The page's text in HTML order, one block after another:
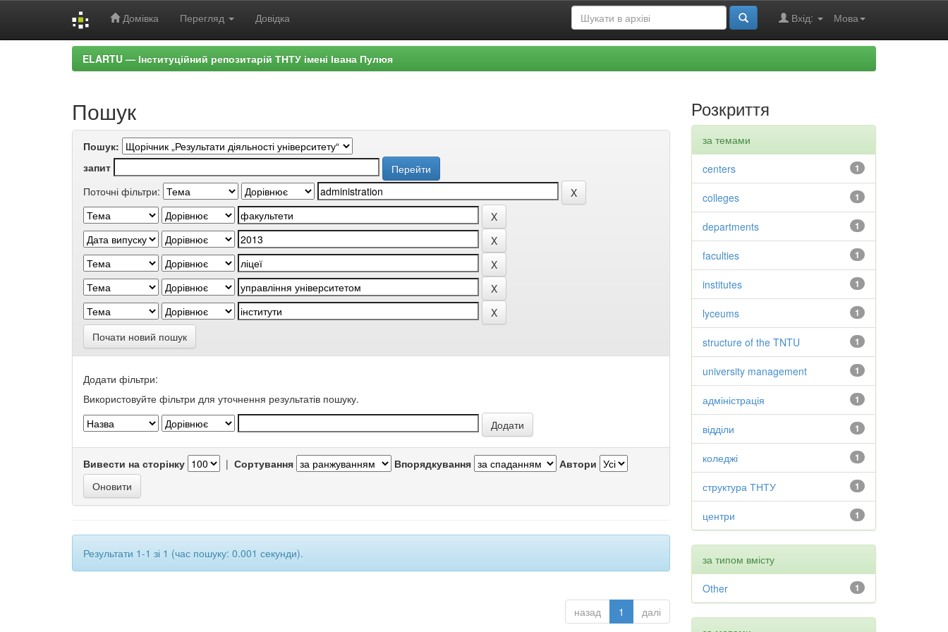
Домівка Перегляд Довідка Мова
Вхід:
ELARTU — Інституційний репозитарій ТНТУ імені Івана Пулюя
Пошук
Пошук:
запит
Поточні фільтри:
Почати новий пошук
Додати фільтри:
Використовуйте фільтри для уточнення результатів пошуку.
Вивести на сторінку | Сортування Впорядкування Автори
Результати 1-1 зі 1 (час пошуку: 0.001 секунди).
назад 1 далі
Розкриття
за темами
1
centers
1
colleges
1
departments
1
faculties
1
institutes
1
lyceums
1
structure of the TNTU
1
university management
1
адміністрація
1
відділи
1
коледжі
1
структура ТНТУ
1
центри
за типом вмісту
1
Other